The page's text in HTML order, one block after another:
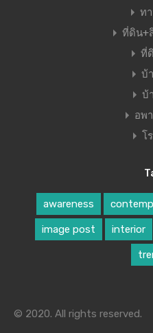
ท
ที่ดิน+
ที่
บ้
บ้
อพ
โ
awareness
image post interior
© 2020. All rights reserved.